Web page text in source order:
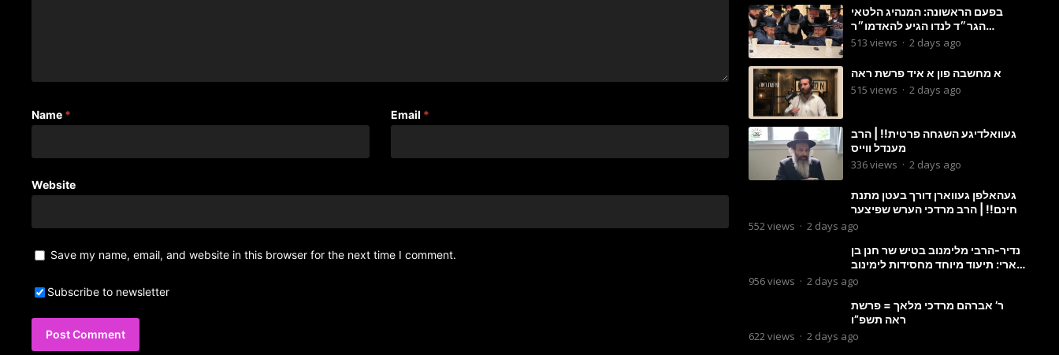
Name * Email *
Website
Save my name, email, and website in this browser for the next time I comment.
Subscribe to newsletter
בפעם הראשונה: המנהיג הלטאי
הגר״ד לנדו הגיע להאדמו״ר
מבעלזא: תיעוד ראשוני מהפגישה
513 views · 2 days ago
א מחשבה פון א איד פרשת ראה
515 views · 2 days ago
געוואלדיגע השגחה פרטית!! | הרב
מענדל ווייס
336views · 2 days ago
געהאלפן געווארן דורך בעטן מתנת
חינם!! | הרב מרדכי הערש שפיצער
552views · 2 days ago
נדיר-הרבי מלימנוב בטיש שר חנן בן
ארי: תיעוד מיוחד מחסידות לימינוב
956views · 2 days ago
ר’ אברהם מרדכי מלאך = פרשת
ראה תשפ”ו
622views · 2 days ago